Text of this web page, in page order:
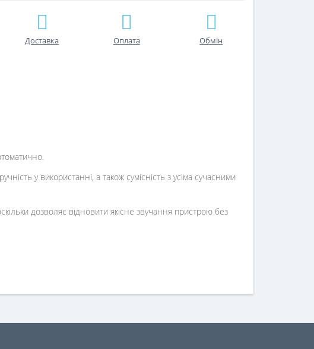
Доставка Оплата Обмін
у використанні, а також сумісність з усіма сучасними
дозволяє відновити якісне звучання пристрою без